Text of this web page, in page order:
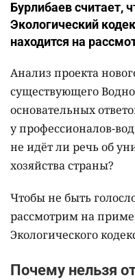
Бурлибаев считает,
Экологический
находится на
Анализ проекта
существующего
основательных
у профессионалов-
не идёт ли речь об
хозяйства страны?
Чтобы не быть
рассмотрим на
Экологического
Почему нельзя